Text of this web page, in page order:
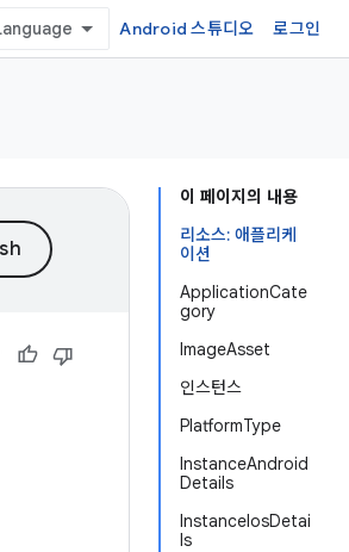
Android 스튜디오 로그인
이 페이지의 내용
리소스: 애플리케
이션
ApplicationCate
gory
ImageAsset
인스턴스
PlatformType
InstanceAndroid
Details
InstanceIosDetai
ls